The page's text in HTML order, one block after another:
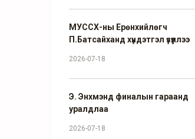
МУССХ-ны Ерөнхийлөгч
П.Батсайханд хүндэтгэл үзүүллээ
2026-07-18
Э. Энхмэнд финалын гараанд
уралдлаа
2026-07-18